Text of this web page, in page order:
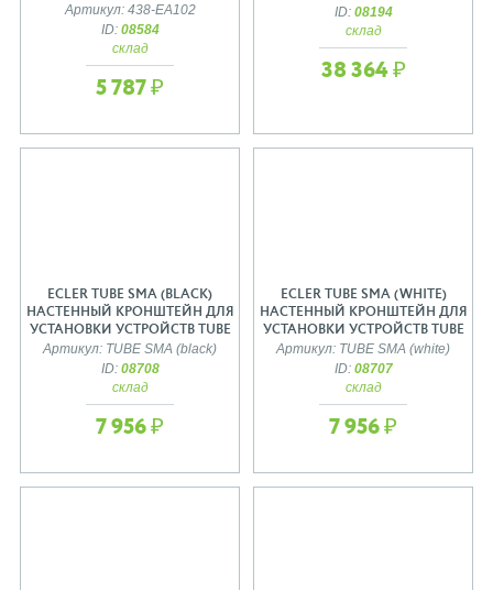
Артикул: 438-EA102
ID: 08584
склад
5 787 ₽
ID: 08194
склад
38 364 ₽
ECLER TUBE SMA (BLACK)
НАСТЕННЫЙ КРОНШТЕЙН ДЛЯ
УСТАНОВКИ УСТРОЙСТВ TUBE
Артикул: TUBE SMA (black)
ID: 08708
склад
7 956 ₽
ECLER TUBE SMA (WHITE)
НАСТЕННЫЙ КРОНШТЕЙН ДЛЯ
УСТАНОВКИ УСТРОЙСТВ TUBE
Артикул: TUBE SMA (white)
ID: 08707
склад
7 956 ₽